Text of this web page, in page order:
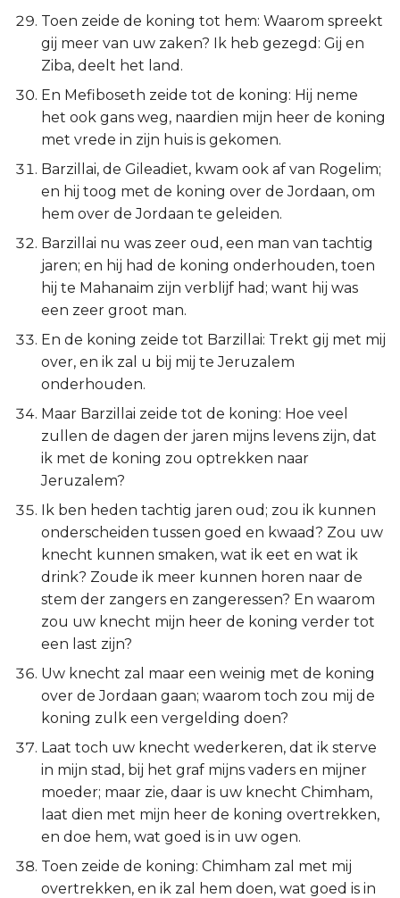
Toen zeide de koning tot hem: Waarom spreekt
gij meer van uw zaken? Ik heb gezegd: Gij en
Ziba, deelt het land.
En Mefiboseth zeide tot de koning: Hij neme
het ook gans weg, naardien mijn heer de koning
met vrede in zijn huis is gekomen.
Barzillai, de Gileadiet, kwam ook af van Rogelim;
en hij toog met de koning over de Jordaan, om
hem over de Jordaan te geleiden.
Barzillai nu was zeer oud, een man van tachtig
jaren; en hij had de koning onderhouden, toen
hij te Mahanaim zijn verblijf had; want hij was
een zeer groot man.
En de koning zeide tot Barzillai: Trekt gij met mij
over, en ik zal u bij mij te Jeruzalem
onderhouden.
Maar Barzillai zeide tot de koning: Hoe veel
zullen de dagen der jaren mijns levens zijn, dat
ik met de koning zou optrekken naar
Jeruzalem?
Ik ben heden tachtig jaren oud; zou ik kunnen
onderscheiden tussen goed en kwaad? Zou uw
knecht kunnen smaken, wat ik eet en wat ik
drink? Zoude ik meer kunnen horen naar de
stem der zangers en zangeressen? En waarom
zou uw knecht mijn heer de koning verder tot
een last zijn?
Uw knecht zal maar een weinig met de koning
over de Jordaan gaan; waarom toch zou mij de
koning zulk een vergelding doen?
Laat toch uw knecht wederkeren, dat ik sterve
in mijn stad, bij het graf mijns vaders en mijner
moeder; maar zie, daar is uw knecht Chimham,
laat dien met mijn heer de koning overtrekken,
en doe hem, wat goed is in uw ogen.
Toen zeide de koning: Chimham zal met mij
overtrekken, en ik zal hem doen, wat goed is in